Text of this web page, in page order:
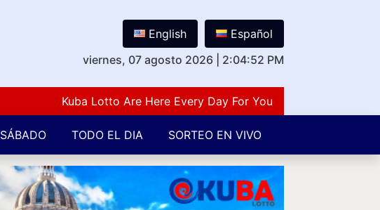
English
Español
viernes, 07 agosto 2026
2:04:53 PM
Kuba Lotto Are Here Every Day For You Lovers Of Number
SÁBADO TODO EL DIA SORTEO EN VIVO